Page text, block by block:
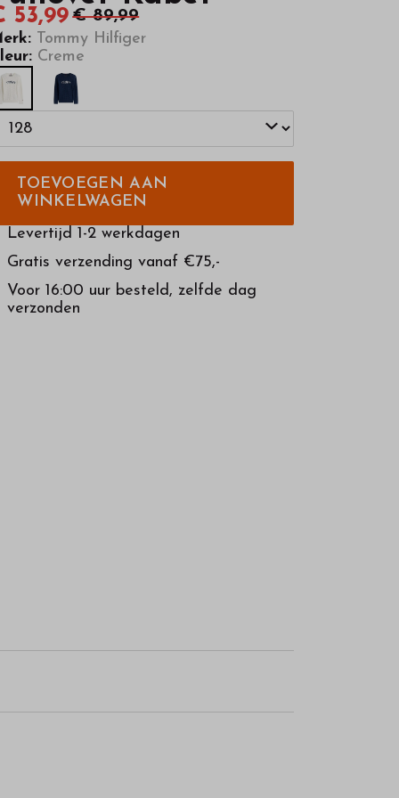
53,99 € 89,99
Tommy Hilfiger
Creme
TOEVOEGEN AAN
WINKELWAGEN
Levertijd 1-2 werkdagen
Gratis verzending vanaf €75,-
Voor 16:00 uur besteld, zelfde dag
verzonden